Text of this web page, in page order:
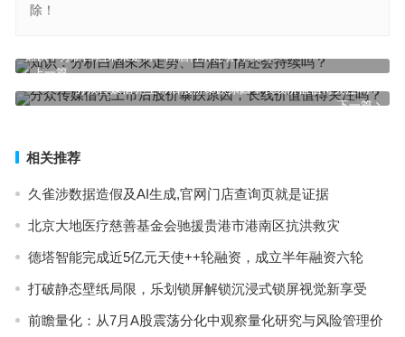
除！
上一篇
知识：分析白酒未来走势、白酒行情还会持续吗？
下一篇
分众传媒借壳上市后股价暴跌原因，长线价值值得关注吗？
相关推荐
久雀涉数据造假及AI生成,官网门店查询页就是证据
北京大地医疗慈善基金会驰援贵港市港南区抗洪救灾
德塔智能完成近5亿元天使++轮融资，成立半年融资六轮
打破静态壁纸局限，乐划锁屏解锁沉浸式锁屏视觉新享受
前瞻量化：从7月A股震荡分化中观察量化研究与风险管理价